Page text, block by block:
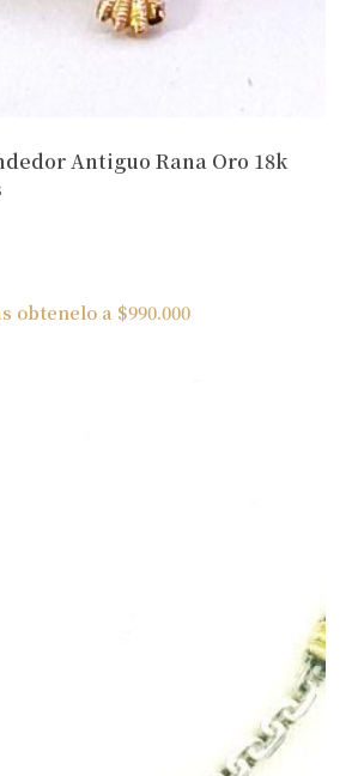
Antiguo Rana Oro 18k
obtenelo a $990.000